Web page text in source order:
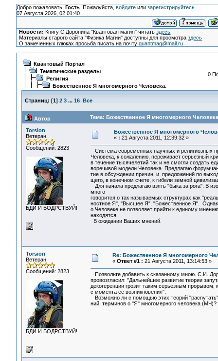
Добро пожаловать, Гость. Пожалуйста, войдитеили зарегистрируйтесь.
07 Августа 2026, 02:01:40
Новости: Книгу С.Доронина "Квантовая магия" читатьздесь
Материалы старого сайта "Физика Магии" доступны для просмотраздесь
О замеченных глюках просьба писать на почтуquantmag@mail.ru
Квантовый Портал
Тематические разделы
Религия
Божественное Я многомерного Человека.
0
Страниц: [1] 2 3 ... 16 Все
Автор Тема: Божественное Я многомерного
Torsion
Ветеран
Сообщений: 2823
БДИ И БОДРСТВУЙ!
Божественное Я многомерного
« : 21 Августа 2011, 12:39:32 »
Система современных научных и религиозных
Человека, к сожалению, переживает серьезный
в течение тысячелетий так и не смогли создать
воречивой модели Человека. Предлагаю
тие в обсуждении причин и предложений по
щего, в конечном счете, к гибели земной
Для начала предлагаю взять "быка за рога". В
много
говорится о так называемых структурах как
ностное Я", "Высшее Я", "Божественное Я".
о Человеке не позволяет прийти к единому
находятся.
В ожидании Ваших мнений.
Torsion
Ветеран
Сообщений: 2823
БДИ И БОДРСТВУЙ!
Re: Божественное Я многомерного
« Ответ #1 : 21 Августа 2011, 13:14:53 »
Позвольте добавить к сказанному мною. С.И.
провозгласил: "Дальнейшее развитие теории
декогеренции грозит таким серьезным прорывом,
с момента ее возникновения".
Возможно ли с помощью этих теорий
ний, терминов о "Я" многомерного человека (МЧ)?